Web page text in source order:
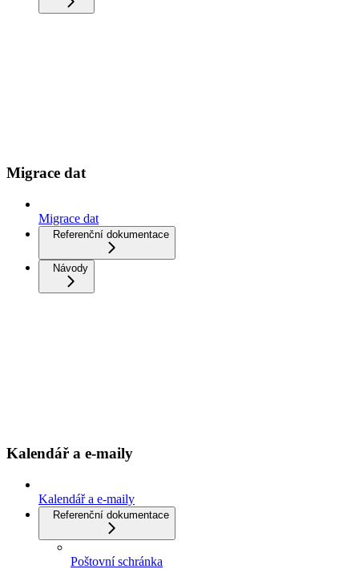
Migrace dat
Migrace dat
Referenční dokumentace
Návody
Kalendář a e-maily
Kalendář a e-maily
Referenční dokumentace
Poštovní schránka